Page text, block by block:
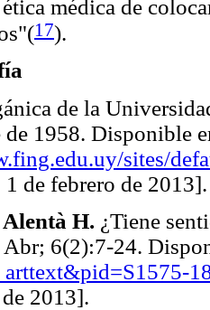
médica de
17).
de la
de 1958. Disponible
sites/
de febrero de 2013].
H. ¿Tiene
Abr; 6(2):7-24.
2013].